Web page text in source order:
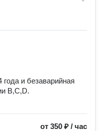
и безаварийная
В,С,D.
от 350 ₽ / час